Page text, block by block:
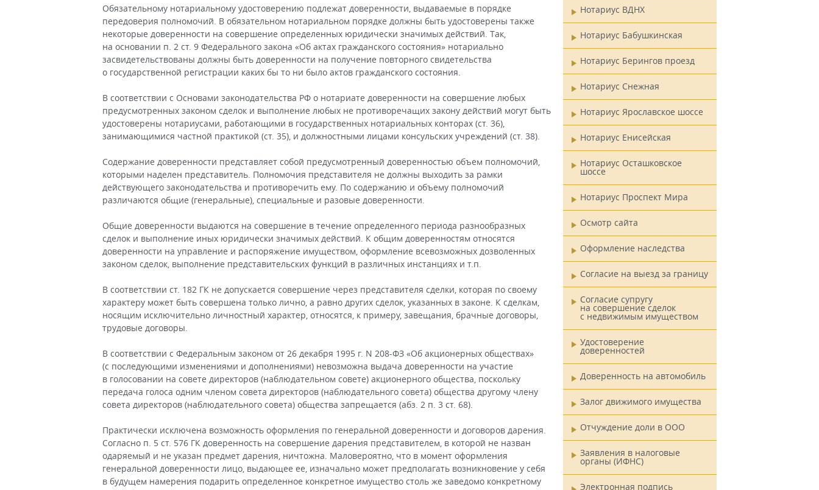
Обязательному нотариальному удостоверению подлежат доверенности, выдаваемые в порядке
передоверия полномочий. В обязательном нотариальном порядке должны быть удостоверены также
некоторые доверенности на совершение определенных юридически значимых действий. Так,
на основании п. 2 ст. 9 Федерального закона «Об актах гражданского состояния» нотариально
засвидетельствованы должны быть доверенности на получение повторного свидетельства
о государственной регистрации каких бы то ни было актов гражданского состояния.
В соответствии с Основами законодательства РФ о нотариате доверенности на совершение любых
предусмотренных законом сделок и выполнение любых не противоречащих закону действий могут быть
удостоверены нотариусами, работающими в государственных нотариальных конторах (ст. 36),
занимающимися частной практикой (ст. 35), и должностными лицами консульских учреждений (ст. 38).
Содержание доверенности представляет собой предусмотренный доверенностью объем полномочий,
которыми наделен представитель. Полномочия представителя не должны выходить за рамки
действующего законодательства и противоречить ему. По содержанию и объему полномочий
различаются общие (генеральные), специальные и разовые доверенности.
Общие доверенности выдаются на совершение в течение определенного периода разнообразных
сделок и выполнение иных юридически значимых действий. К общим доверенностям относятся
доверенности на управление и распоряжение имуществом, оформление всевозможных дозволенных
законом сделок, выполнение представительских функций в различных инстанциях и т.п.
В соответствии ст. 182 ГК не допускается совершение через представителя сделки, которая по своему
характеру может быть совершена только лично, а равно других сделок, указанных в законе. К сделкам,
носящим исключительно личностный характер, относятся, к примеру, завещания, брачные договоры,
трудовые договоры.
В соответствии с Федеральным законом от 26 декабря 1995 г. N 208-ФЗ «Об акционерных обществах»
(с последующими изменениями и дополнениями) невозможна выдача доверенности на участие
в голосовании на совете директоров (наблюдательном совете) акционерного общества, поскольку
передача голоса одним членом совета директоров (наблюдательного совета) общества другому члену
совета директоров (наблюдательного совета) общества запрещается (абз. 2 п. 3 ст. 68).
Практически исключена возможность оформления по генеральной доверенности и договоров дарения.
Согласно п. 5 ст. 576 ГК доверенность на совершение дарения представителем, в которой не назван
одаряемый и не указан предмет дарения, ничтожна. Маловероятно, что в момент оформления
генеральной доверенности лицо, выдающее ее, изначально может предполагать возникновение у себя
в будущем намерения подарить определенное конкретное имущество столь же заведомо конкретному
Нотариус ВДНХ
Нотариус Бабушкинская
Нотариус Берингов проезд
Нотариус Снежная
Нотариус Ярославское шоссе
Нотариус Енисейская
Нотариус Осташковское
шоссе
Нотариус Проспект Мира
Осмотр сайта
Оформление наследства
Согласие на выезд за границу
Согласие супругу
на совершение сделок
с недвижимым имуществом
Удостоверение
доверенностей
Доверенность на автомобиль
Залог движимого имущества
Отчуждение доли в ООО
Заявления в налоговые
органы (ИФНС)
Электронная подпись